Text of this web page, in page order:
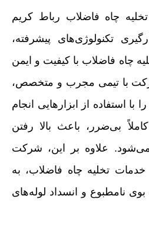
چاه فاضلاب رباط کریم
تکنولوژی‌های پیشرفته،
چاه فاضلاب با کیفیت و ایمن
با تیمی مجرب و متخصص،
با استفاده از ابزارهایی انجام
بی‌ضرر، باعث بالا رفتن
علاوه بر این، شرکت
تخلیه چاه فاضلاب، به
نامطبوع و انسداد لوله‌های